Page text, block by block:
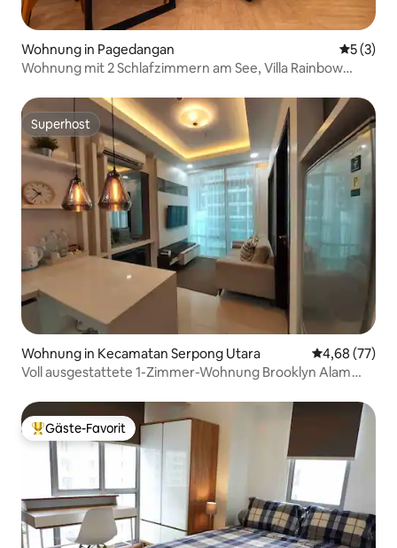
Wohnung in Pagedangan
5 (3)
Wohnung mit 2 Schlafzimmern am See, Villa Rainbow
Superhost
Superhost
Wohnung in Kecamatan Serpong Utara
4,68 (77)
Voll ausgestattete 1-Zimmer-Wohnung Brooklyn Alam
Beliebter Gäste-Favorit.
Gäste-Favorit